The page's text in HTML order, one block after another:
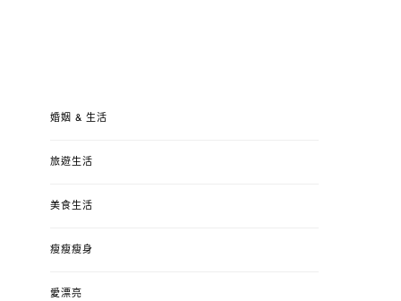
婚姻 & 生活
旅遊生活
美食生活
瘦瘦瘦身
愛漂亮